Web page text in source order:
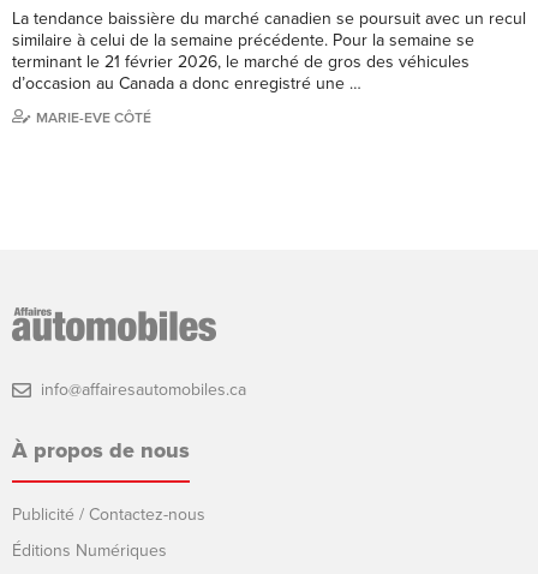
La tendance baissière du marché canadien se poursuit avec un recul
similaire à celui de la semaine précédente. Pour la semaine se
terminant le 21 février 2026, le marché de gros des véhicules
d’occasion au Canada a donc enregistré une …
MARIE-EVE CÔTÉ
info@affairesautomobiles.ca
À propos de nous
Publicité / Contactez-nous
Éditions Numériques